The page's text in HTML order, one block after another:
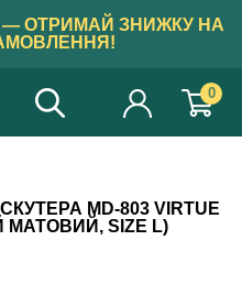
— ОТРИМАЙ ЗНИЖКУ НА
0
MD-803 VIRTUE
МАТОВИЙ, SIZE L)